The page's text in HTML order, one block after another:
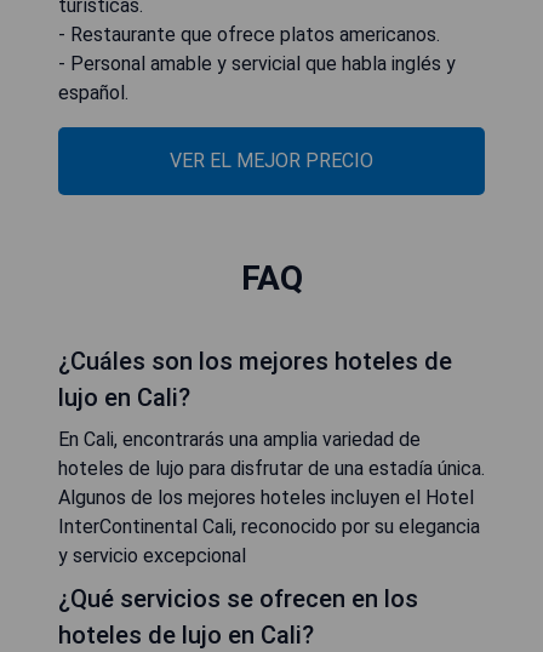
turísticas.
- Restaurante que ofrece platos americanos.
- Personal amable y servicial que habla inglés y
español.
VER EL MEJOR PRECIO
FAQ
¿Cuáles son los mejores hoteles de
lujo en Cali?
En Cali, encontrarás una amplia variedad de
hoteles de lujo para disfrutar de una estadía única.
Algunos de los mejores hoteles incluyen el Hotel
InterContinental Cali, reconocido por su elegancia
y servicio excepcional
¿Qué servicios se ofrecen en los
hoteles de lujo en Cali?